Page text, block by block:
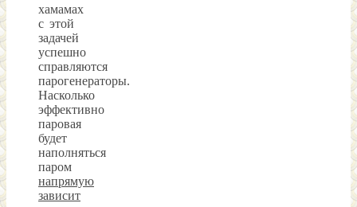
хамамах
с этой
задачей
успешно
справляются
парогенераторы.
Насколько
эффективно
паровая
будет
наполняться
паром
напрямую
зависит